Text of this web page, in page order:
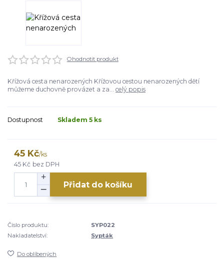
Ohodnotit produkt
Křížová cesta nenarozených Křížovou cestou nenarozených dětí
můžeme duchovně provázet a za... celý popis
Dostupnost Skladem 5 ks
45 Kč/ks
45 Kč bez DPH
Přidat do košíku
Číslo produktu:
SYP022
Nakladatelství:
Sypták
Do oblíbených